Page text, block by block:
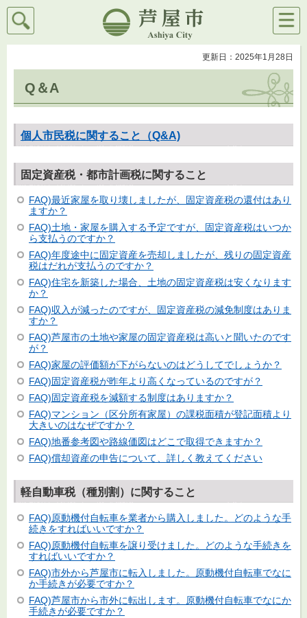
芦屋市
検索
メニ
ュー
更新日：2025年1月28日
Q＆A
個人市民税に関すること（Q&A)
固定資産税・都市計画税に関すること
FAQ)最近家屋を取り壊しましたが、固定資産税の還付はあり
ますか？
FAQ)土地・家屋を購入する予定ですが、固定資産税はいつか
ら支払うのですか？
FAQ)年度途中に固定資産を売却しましたが、残りの固定資産
税はだれが支払うのですか？
FAQ)住宅を新築した場合、土地の固定資産税は安くなります
か？
FAQ)収入が減ったのですが、固定資産税の減免制度はありま
すか？
FAQ)芦屋市の土地や家屋の固定資産税は高いと聞いたのです
が？
FAQ)家屋の評価額が下がらないのはどうしてでしょうか？
FAQ)固定資産税が昨年より高くなっているのですが？
FAQ)固定資産税を減額する制度はありますか？
FAQ)マンション（区分所有家屋）の課税面積が登記面積より
大きいのはなぜですか？
FAQ)地番参考図や路線価図はどこで取得できますか？
FAQ)償却資産の申告について、詳しく教えてください
軽自動車税（種別割）に関すること
FAQ)原動機付自転車を業者から購入しました。どのような手
続きをすればいいですか？
FAQ)原動機付自転車を譲り受けました。どのような手続きを
すればいいですか？
FAQ)市外から芦屋市に転入しました。原動機付自転車でなに
か手続きが必要ですか？
FAQ)芦屋市から市外に転出します。原動機付自転車でなにか
手続きが必要ですか？